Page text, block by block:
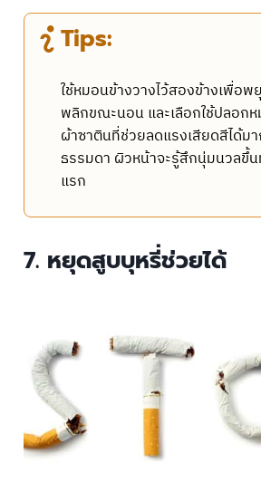
Tips:
ใช้หมอนข้างวางไว้สองข้างเพื่อพ
พลิกขณะนอน และเลือกใช้ปลอก
ผ้าซาตินที่ช่วยลดแรงเสียดสีได้ม
ธรรมดา ผิวหน้าจะรู้สึกนุ่มนวลขึ้
แรก
7. หยุดสูบบุหรี่ช่วยได้